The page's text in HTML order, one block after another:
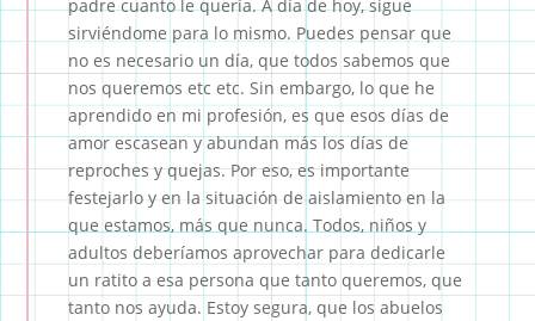
padre cuanto le quería. A día de hoy, sigue
sirviéndome para lo mismo. Puedes pensar que
no es necesario un día, que todos sabemos que
nos queremos etc etc. Sin embargo, lo que he
aprendido en mi profesión, es que esos días de
amor escasean y abundan más los días de
reproches y quejas. Por eso, es importante
festejarlo y en la situación de aislamiento en la
que estamos, más que nunca. Todos, niños y
adultos deberíamos aprovechar para dedicarle
un ratito a esa persona que tanto queremos, que
tanto nos ayuda. Estoy segura, que los abuelos